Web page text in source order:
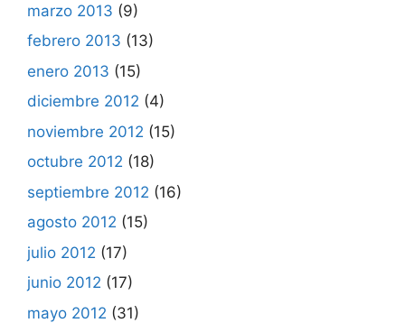
marzo 2013 (9)
febrero 2013 (13)
enero 2013 (15)
diciembre 2012 (4)
noviembre 2012 (15)
octubre 2012 (18)
septiembre 2012 (16)
agosto 2012 (15)
julio 2012 (17)
junio 2012 (17)
mayo 2012 (31)